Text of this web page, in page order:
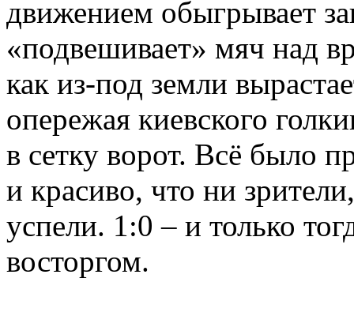
движением обыгрывает
«подвешивает» мяч над
как из-под земли
опережая киевского
в сетку ворот. Всё было
и красиво, что ни
успели. 1:0 – и только
восторгом.